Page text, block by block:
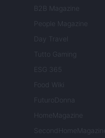
B2B Magazine
People Magazine
Day Travel
Tutto Gaming
ESG 365
Food Wiki
FuturoDonna
HomeMagazine
SecondHomeMagazine